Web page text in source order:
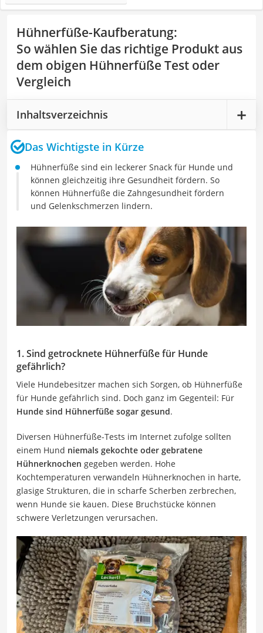
Hühnerfüße-Kaufberatung:
So wählen Sie das richtige Produkt aus
dem obigen Hühnerfüße Test oder
Vergleich
Inhaltsverzeichnis
Das Wichtigste in Kürze
Hühnerfüße sind ein leckerer Snack für Hunde und
können gleichzeitig ihre Gesundheit fördern. So
können Hühnerfüße die Zahngesundheit fördern
und Gelenkschmerzen lindern.
1. Sind getrocknete Hühnerfüße für Hunde
gefährlich?
Viele Hundebesitzer machen sich Sorgen, ob Hühnerfüße
für Hunde gefährlich sind. Doch ganz im Gegenteil: Für
Hunde sind Hühnerfüße sogar gesund.
Diversen Hühnerfüße-Tests im Internet zufolge sollten
einem Hund niemals gekochte oder gebratene
Hühnerknochen gegeben werden. Hohe
Kochtemperaturen verwandeln Hühnerknochen in harte,
glasige Strukturen, die in scharfe Scherben zerbrechen,
wenn Hunde sie kauen. Diese Bruchstücke können
schwere Verletzungen verursachen.